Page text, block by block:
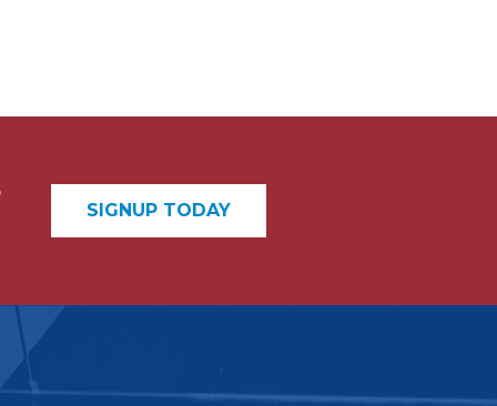
SIGNUP TODAY